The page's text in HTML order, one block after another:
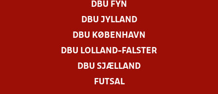
DBU FYN
DBU JYLLAND
DBU KØBENHAVN
DBU LOLLAND-FALSTER
DBU SJÆLLAND
FUTSAL